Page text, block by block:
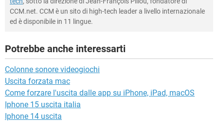
CCM.net. CCM è un sito di high-tech leader a livello internazionale
ed è disponibile in 11 lingue.
Potrebbe anche interessarti
Colonne sonore videogiochi
Uscita forzata mac
Come forzare l'uscita dalle app su iPhone, iPad, macOS
Iphone 15 uscita italia
Iphone 14 uscita